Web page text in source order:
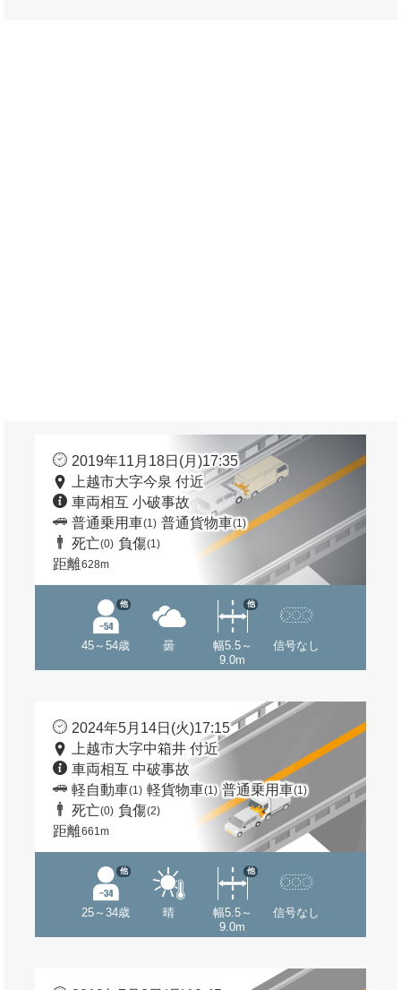
2019年11月18日(月)17:35
上越市大字今泉 付近
車両相互 小破事故
普通乗用車(1) 普通貨物車(1)
死亡(0) 負傷(1)
距離628m
45～54歳
他
曇
幅5.5～
9.0m
他
信号なし
2024年5月14日(火)17:15
上越市大字中箱井 付近
車両相互 中破事故
軽自動車(1) 軽貨物車(1) 普通乗用車(1)
死亡(0) 負傷(2)
距離661m
25～34歳
他
晴
幅5.5～
9.0m
他
信号なし